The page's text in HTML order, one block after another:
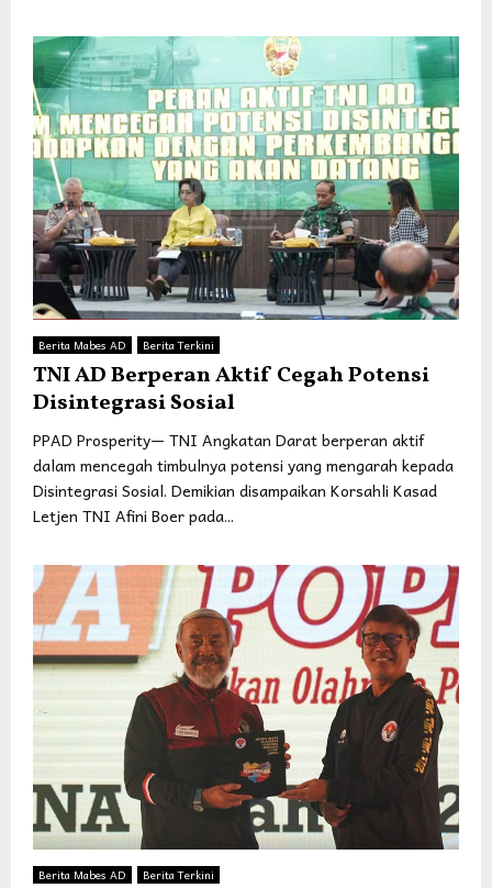
Berita Mabes AD Berita Terkini
TNI AD Berperan Aktif Cegah Potensi
Disintegrasi Sosial
PPAD Prosperity— TNI Angkatan Darat berperan aktif
dalam mencegah timbulnya potensi yang mengarah kepada
Disintegrasi Sosial. Demikian disampaikan Korsahli Kasad
Letjen TNI Afini Boer pada...
Berita Mabes AD Berita Terkini